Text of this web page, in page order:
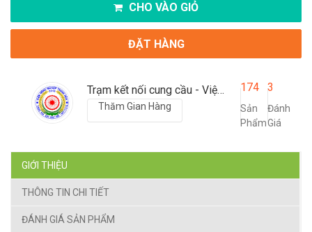
CHO VÀO GIỎ
ĐẶT HÀNG
Trạm kết nối cung cầu - Viện nông nghiệp Thanh Hoá
Thăm Gian Hàng
174
Sản
Phẩm
3
Đánh
Giá
GIỚI THIỆU
THÔNG TIN CHI TIẾT
ĐÁNH GIÁ SẢN PHẨM